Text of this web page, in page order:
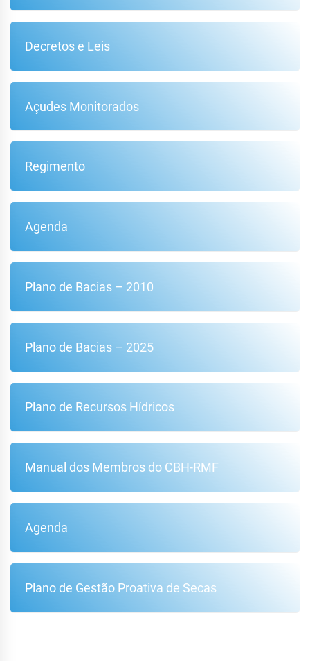
Decretos e Leis
Açudes Monitorados
Regimento
Agenda
Plano de Bacias – 2010
Plano de Bacias – 2025
Plano de Recursos Hídricos
Manual dos Membros do CBH-RMF
Agenda
Plano de Gestão Proativa de Secas